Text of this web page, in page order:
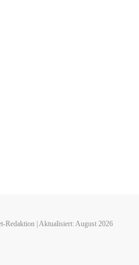
Redaktion | Aktualisiert: August 2026